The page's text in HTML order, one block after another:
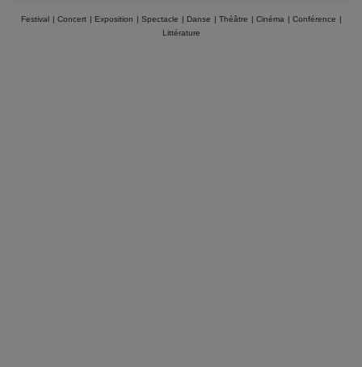
Festival | Concert | Exposition | Spectacle | Danse | Théâtre | Cinéma | Conférence |
Littérature